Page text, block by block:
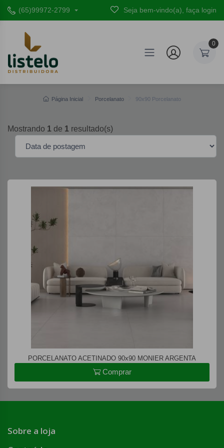
(65)99972-2799 Seja bem-vindo(a), faça login
0
Página Inicial Porcelanato 90x90 Porcelanato
Mostrando 1 de 1 resultado(s)
PORCELANATO ACETINADO 90x90 MONIER ARGENTA
Comprar
Sobre a loja